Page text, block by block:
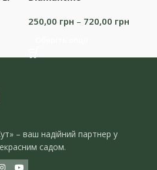
250,00 грн – 720,00 грн
– ваш надійний партнер у
садом.